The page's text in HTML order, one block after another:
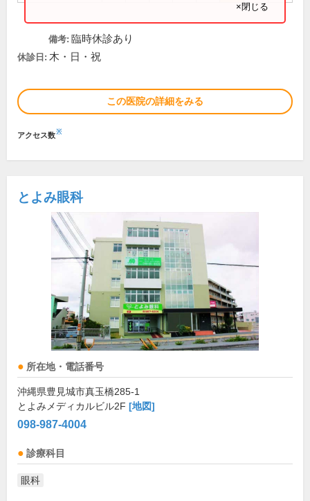
×閉じる
備考: 臨時休診あり
休診日: 木・日・祝
この医院の詳細をみる
アクセス数※
とよみ眼科
所在地・電話番号
沖縄県豊見城市真玉橋285-1
とよみメディカルビル2F [地図]
098-987-4004
診療科目
眼科